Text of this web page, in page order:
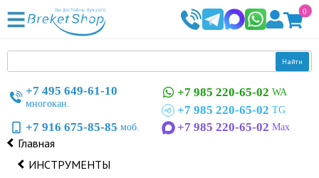
0
Найти
+7 495 649-61-10
многокан.
+7 916 675-85-85 моб.
+7 985 220-65-02 WA
+7 985 220-65-02 TG
+7 985 220-65-02 Max
Главная
ИНСТРУМЕНТЫ